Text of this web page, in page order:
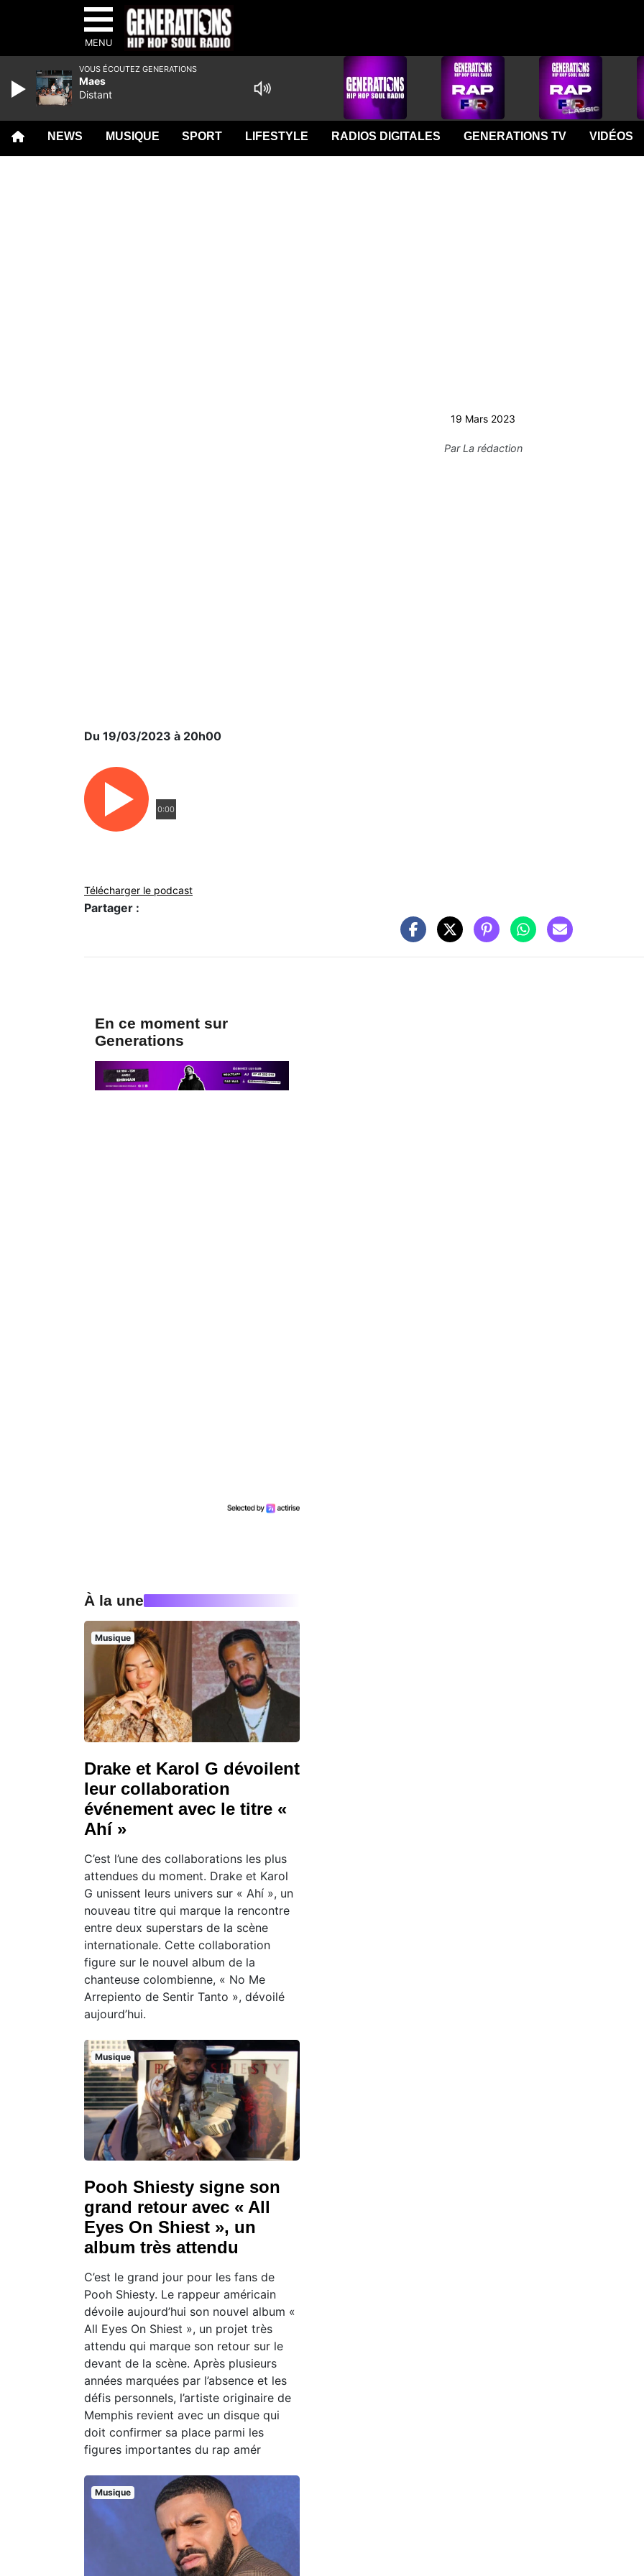
MENU
NEWS MUSIQUE SPORT LIFESTYLE RADIOS DIGITALES GENERATIONS TV VIDÉOS
19 Mars 2023
ParLa rédaction
Du 19/03/2023 à 20h00
0:00
Télécharger le podcast
Partager :
En ce moment sur
Generations
À la une
Musique
Drake et Karol G dévoilent
leur collaboration
événement avec le titre «
Ahí »
C’est l’une des collaborations les plus
attendues du moment. Drake et Karol
G unissent leurs univers sur « Ahí », un
nouveau titre qui marque la rencontre
entre deux superstars de la scène
internationale. Cette collaboration
figure sur le nouvel album de la
chanteuse colombienne, « No Me
Arrepiento de Sentir Tanto », dévoilé
aujourd’hui.
Musique
Pooh Shiesty signe son
grand retour avec « All
Eyes On Shiest », un
album très attendu
C’est le grand jour pour les fans de
Pooh Shiesty. Le rappeur américain
dévoile aujourd’hui son nouvel album «
All Eyes On Shiest », un projet très
attendu qui marque son retour sur le
devant de la scène. Après plusieurs
années marquées par l’absence et les
défis personnels, l’artiste originaire de
Memphis revient avec un disque qui
doit confirmer sa place parmi les
figures importantes du rap amér
Musique
VOUS ÉCOUTEZ GENERATIONS
Maes
Distant